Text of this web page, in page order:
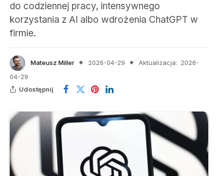
do codziennej pracy, intensywnego
korzystania z AI albo wdrożenia ChatGPT w
firmie.
Mateusz Miller 2026-04-29 Aktualizacja: 2026-
04-29
Udostępnij